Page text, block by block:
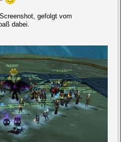
gefolgt vom
dabei.